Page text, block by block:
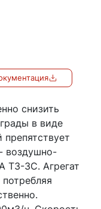
снизить
в виде
воздушно-
ТЗ-3С. Агрегат